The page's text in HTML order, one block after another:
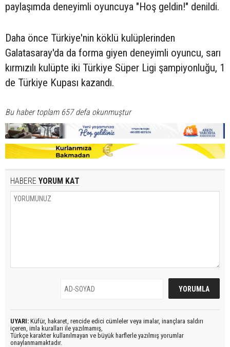
paylaşımda deneyimli oyuncuya "Hoş geldin!" denildi.
Daha önce Türkiye'nin köklü kulüplerinden
Galatasaray'da da forma giyen deneyimli oyuncu, sarı
kırmızılı kulüpte iki Türkiye Süper Ligi şampiyonluğu, 1
de Türkiye Kupası kazandı.
Bu haber toplam 657 defa okunmuştur
HABERE YORUM KAT
UYARI: Küfür, hakaret, rencide edici cümleler veya imalar, inançlara saldırı
içeren, imla kuralları ile yazılmamış,
Türkçe karakter kullanılmayan ve büyük harflerle yazılmış yorumlar
onaylanmamaktadır.